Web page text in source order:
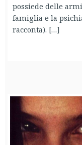
possiede delle
famiglia e la
racconta). […]